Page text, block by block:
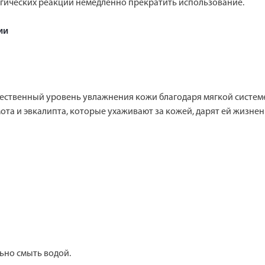
реакций немедленно прекратить использование.
уровень увлажнения кожи благодаря мягкой
и эвкалипта, которые ухаживают за кожей, дарят ей
смыть водой.